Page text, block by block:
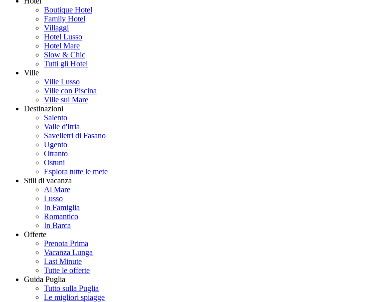
Boutique Hotel
Family Hotel
Villaggi
Hotel Lusso
Hotel Mare
Slow & Chic
Tutti gli Hotel
Ville
Ville Lusso
Ville con Piscina
Ville sul Mare
Destinazioni
Salento
Valle d'Itria
Savelletri di Fasano
Ugento
Otranto
Ostuni
Esplora tutte le mete
Stili di vacanza
Al Mare
Lusso
In Famiglia
Romantico
In Barca
Offerte
Prenota Prima
Vacanza Lunga
Last Minute
Tutte le offerte
Guida Puglia
Tutto sulla Puglia
Le migliori spiagge